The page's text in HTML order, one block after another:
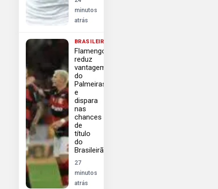
minutos
atrás
BRASILEIRÃO
Flamengo
reduz
vantagem
do
Palmeiras
e
dispara
nas
chances
de
título
do
Brasileirão
27
minutos
atrás